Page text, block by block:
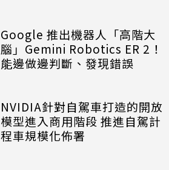
Google 推出機器人「高階大
腦」Gemini Robotics ER 2！
能邊做邊判斷、發現錯誤
NVIDIA針對自駕車打造的開放
模型進入商用階段 推進自駕計
程車規模化佈署